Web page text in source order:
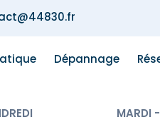
Dépannage
MARDI